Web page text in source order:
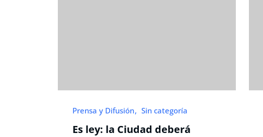
Prensa y Difusión Sin categoría
Es ley: la Ciudad deberá